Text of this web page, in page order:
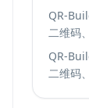
QR-
二维码
QR-
二维码